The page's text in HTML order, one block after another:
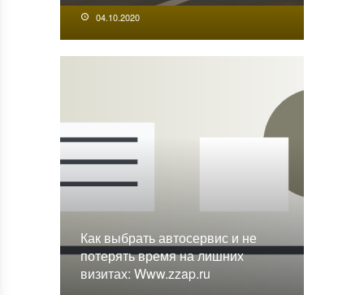
04.10.2020
Как выбрать автосервис и не
потерять время на лишних
визитах: Www.zzap.ru